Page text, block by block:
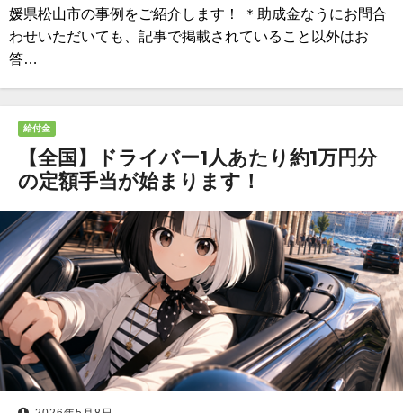
媛県松山市の事例をご紹介します！ ＊助成金なうにお問合
わせいただいても、記事で掲載されていること以外はお
答…
給付金
【全国】ドライバー1人あたり約1万円分
の定額手当が始まります！